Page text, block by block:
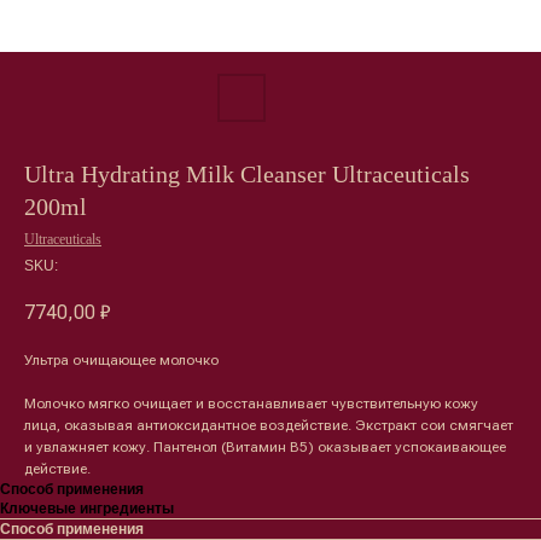
Ultra Hydrating Milk Cleanser Ultraceuticals
200ml
Ultraceuticals
SKU:
7740,00 ₽
Ультра очищающее молочко
Молочко мягко очищает и восстанавливает чувствительную кожу
лица, оказывая антиоксидантное воздействие. Экстракт cои смягчает
и увлажняет кожу. Пантенол (Витамин В5) оказывает успокаивающее
действие.
Способ применения
Ключевые ингредиенты
Способ применения
Тело
Лицо
Проблемы
Очищение
Увлажнение/питание
Сыворотки/ эссенции